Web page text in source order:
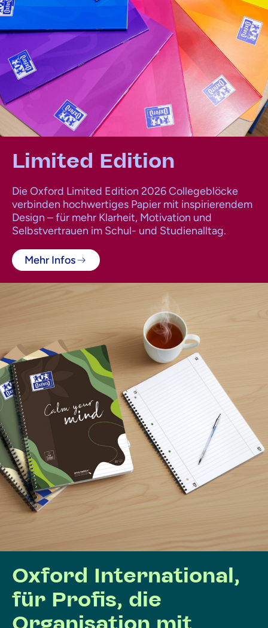
Limited Edition
Die Oxford Limited Edition 2026 Collegeblöcke
verbinden hochwertiges Papier mit inspirierendem
Design – für mehr Klarheit, Motivation und
Selbstvertrauen im Schul- und Studienalltag.
Mehr Infos
Oxford International,
für Profis, die